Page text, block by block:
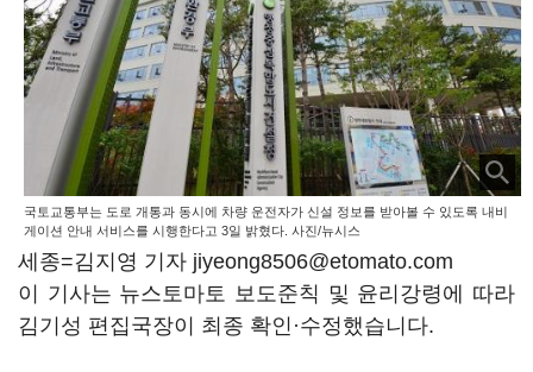
국토교통부는 도로 개통과 동시에 차량 운전자가 신설 정보를 받아볼 수 있도록 내비
게이션 안내 서비스를 시행한다고 3일 밝혔다. 사진/뉴시스
세종=김지영 기자 jiyeong8506@etomato.com
이 기사는 뉴스토마토 보도준칙 및 윤리강령에 따라
김기성 편집국장이 최종 확인·수정했습니다.